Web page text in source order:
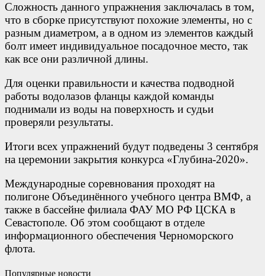
Сложность данного упражнения заключалась в том,
что в сборке присутствуют похожие элементы, но с
разным диаметром, а в одном из элементов каждый
болт имеет индивидуальное посадочное место, так
как все они различной длины.
Для оценки правильности и качества подводной
работы водолазов фланцы каждой команды
поднимали из воды на поверхность и судьи
проверяли результаты.
Итоги всех упражнений будут подведены 3 сентября
на церемонии закрытия конкурса «Глубина-2020».
Международные соревнования проходят на
полигоне Объединённого учебного центра ВМФ, а
также в бассейне филиала ФАУ МО РФ ЦСКА в
Севастополе. Об этом сообщают в отделе
информационного обеспечения Черноморского
флота.
Популярные новости